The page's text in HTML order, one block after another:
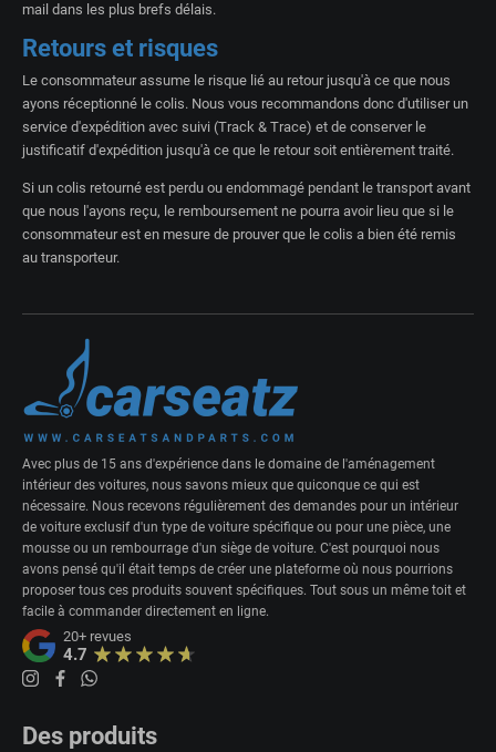
mail dans les plus brefs délais.
Retours et risques
Le consommateur assume le risque lié au retour jusqu'à ce que nous
ayons réceptionné le colis. Nous vous recommandons donc d'utiliser un
service d'expédition avec suivi (Track & Trace) et de conserver le
justificatif d'expédition jusqu'à ce que le retour soit entièrement traité.
Si un colis retourné est perdu ou endommagé pendant le transport avant
que nous l'ayons reçu, le remboursement ne pourra avoir lieu que si le
consommateur est en mesure de prouver que le colis a bien été remis
au transporteur.
Avec plus de 15 ans d'expérience dans le domaine de l'aménagement
intérieur des voitures, nous savons mieux que quiconque ce qui est
nécessaire. Nous recevons régulièrement des demandes pour un intérieur
de voiture exclusif d'un type de voiture spécifique ou pour une pièce, une
mousse ou un rembourrage d'un siège de voiture. C'est pourquoi nous
avons pensé qu'il était temps de créer une plateforme où nous pourrions
proposer tous ces produits souvent spécifiques. Tout sous un même toit et
facile à commander directement en ligne.
20+ revues
4.7
Des produits